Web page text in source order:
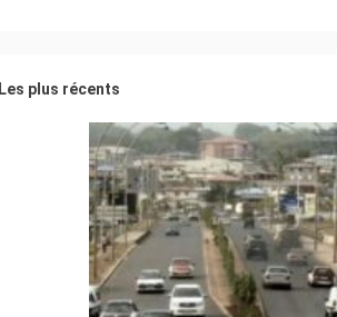
Les plus récents